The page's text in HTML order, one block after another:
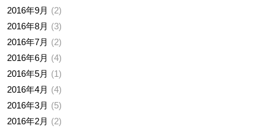
2016年9月
2
2016年8月
3
2016年7月
2
2016年6月
4
2016年5月
1
2016年4月
4
2016年3月
5
2016年2月
2